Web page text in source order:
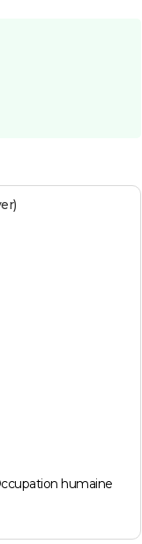
humaine